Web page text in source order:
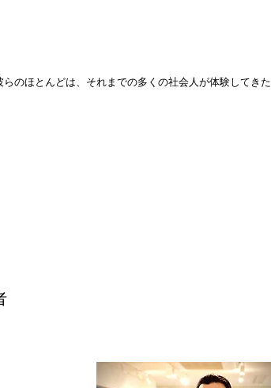
のほとんどは、それまでの多くの社会人が体験してきた